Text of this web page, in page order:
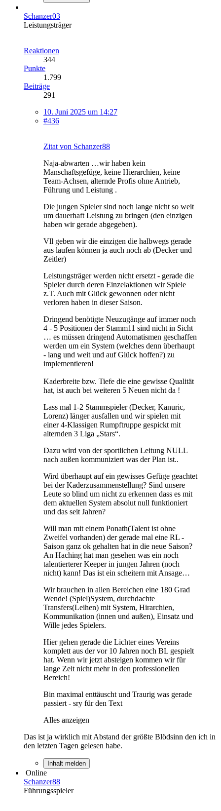
Schanzer03
Leistungsträger
Reaktionen
344
Punkte
1.799
Beiträge
291
10. Juni 2025 um 14:27
#436
Zitat von Schanzer88
Naja-abwarten …wir haben kein
Manschaftsgefüge, keine Hierarchien, keine
Team-Achsen, alternde Profis ohne Antrieb,
Führung und Leistung .
Die jungen Spieler sind noch lange nicht so weit
um dauerhaft Leistung zu bringen (den einzigen
haben wir gerade abgegeben).
Vll geben wir die einzigen die halbwegs gerade
aus laufen können ja auch noch ab (Decker und
Zeitler)
Leistungsträger werden nicht ersetzt - gerade die
Spieler durch deren Einzelaktionen wir Spiele
z.T. Auch mit Glück gewonnen oder nicht
verloren haben in dieser Saison.
Dringend benötigte Neuzugänge auf immer noch
4 - 5 Positionen der Stamm11 sind nicht in Sicht
… es müssen dringend Automatismen geschaffen
werden um ein System (welches denn überhaupt
- lang und weit und auf Glück hoffen?) zu
implementieren!
Kaderbreite bzw. Tiefe die eine gewisse Qualität
hat, ist auch bei weiteren 5 Neuen nicht da !
Lass mal 1-2 Stammspieler (Decker, Kanuric,
Lorenz) länger ausfallen und wir spielen mit
einer 4-Klassigen Rumpftruppe gespickt mit
alternden 3 Liga „Stars“.
Dazu wird von der sportlichen Leitung NULL
nach außen kommuniziert was der Plan ist..
Wird überhaupt auf ein gewisses Gefüge geachtet
bei der Kaderzusammenstellung? Sind unsere
Leute so blind um nicht zu erkennen dass es mit
dem aktuellen System absolut null funktioniert
und das seit Jahren?
Will man mit einem Ponath(Talent ist ohne
Zweifel vorhanden) der gerade mal eine RL -
Saison ganz ok gehalten hat in die neue Saison?
An Haching hat man gesehen was ein noch
talentierterer Keeper in jungen Jahren (noch
nicht) kann! Das ist ein scheitern mit Ansage…
Wir brauchen in allen Bereichen eine 180 Grad
Wende! (Spiel)System, durchdachte
Transfers(Leihen) mit System, Hirarchien,
Kommunikation (innen und außen), Einsatz und
Wille jedes Spielers.
Hier gehen gerade die Lichter eines Vereins
komplett aus der vor 10 Jahren noch BL gespielt
hat. Wenn wir jetzt absteigen kommen wir für
lange Zeit nicht mehr in den professionellen
Bereich!
Bin maximal enttäuscht und Traurig was gerade
passiert - sry für den Text
Alles anzeigen
Das ist ja wirklich mit Abstand der größte Blödsinn den ich in
den letzten Tagen gelesen habe.
Inhalt melden
Online
Schanzer88
Führungsspieler